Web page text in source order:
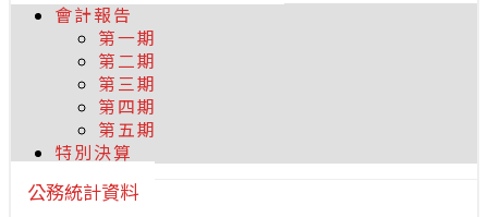
會計報告
第一期
第二期
第三期
第四期
第五期
特別決算
公務統計資料